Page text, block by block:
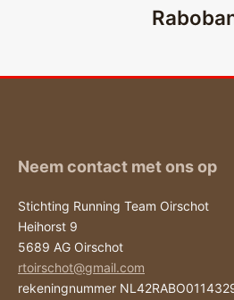
Neem contact met ons op
Stichting Running Team Oirschot
Heihorst 9
5689 AG Oirschot
rtoirschot@gmail.com
rekeningnummer